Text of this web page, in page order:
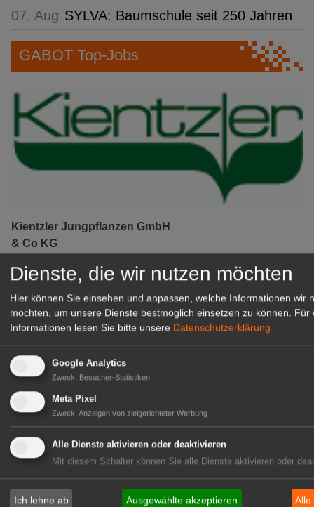
07. Aug SYLVA: Baumschule seit 250 Jahren
GABOT Top-Jobs
Kientzler Jungpflanzen GmbH
& Co KG
(Geselle/Meister/Techniker)
(m/w/d)
Gensingen
zur Stellenanzeige
Dienste, die wir nutzen möchten
Hier können Sie einsehen und anpassen, welche Informationen wir
möchten, um unsere Dienste bestmöglich einsetzen zu können.
Für
Informationen lesen Sie bitte unsere Datenschutzerklärung
Google Analytics
Zweck: Besucher-Statistiken
Meta Pixel
Zweck: Anzeigen von zielgerichteter Werbung
Alle Dienste aktivieren oder deaktivieren
Mit diesem Schalter können Sie alle Dienste aktivieren oder
Ich lehne ab Ausgewählte akzeptieren Alle